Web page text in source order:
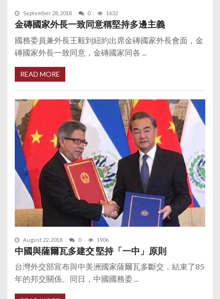
September 28, 2018 0 1632
金磚國家外長一致同意稱堅持多邊主義
國務委員兼外長王毅到紐約出席金磚國家外長會面，金
磚國家外長一致同意，金磚國家同各 ...
READ MORE
August 22, 2018 0 1906
中國與薩爾瓦多建交 堅持「一中」原則
台灣外交部宣布與中美洲國家薩爾瓦多斷交，結束了85
年的邦交關係。同日，中國國務委 ...